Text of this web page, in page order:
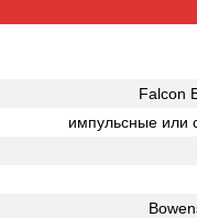
Falcon
импульсные или